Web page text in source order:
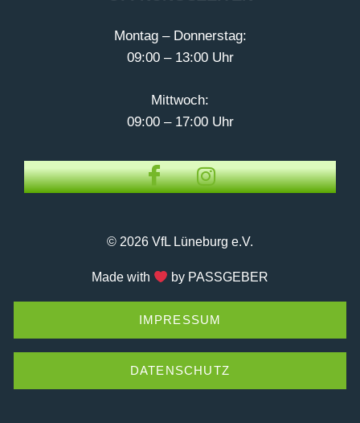
Montag – Donnerstag:
09:00 – 13:00 Uhr
Mittwoch:
09:00 – 17:00 Uhr
© 2026 VfL Lüneburg e.V.
Made with by PASSGEBER
IMPRESSUM
DATENSCHUTZ